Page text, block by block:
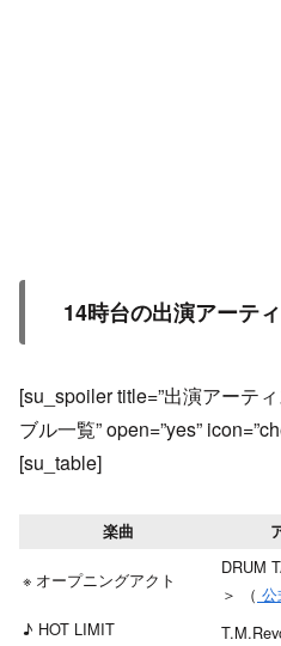
14時台の出演アーテ
[su_spoiler title=”出演アーテ
ブル一覧” open=”yes”
[su_table]
楽曲
※ オープニングアクト
DRUM
＞ （ 公
♪ HOT LIMIT